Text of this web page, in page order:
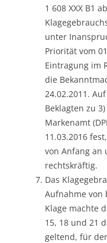
1 608 XXX B1
unter
Priorität vom
Eintragung im
die
24.02.2011.
Beklagten zu
Markenamt
11.03.2016
von Anfang an
rechtskräftig.
Das
Aufnahme von
Klage machte
15, 18 und 21
geltend, für